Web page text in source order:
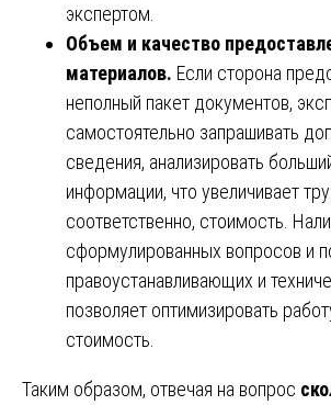
экспертом.
Объем и качество
материалов. Если сторона
неполный пакет документов,
самостоятельно запрашивать
сведения, анализировать
информации, что увеличивает
соответственно, стоимость.
сформулированных вопросов и
правоустанавливающих и
позволяет оптимизировать
стоимость.
Таким образом, отвечая на вопрос